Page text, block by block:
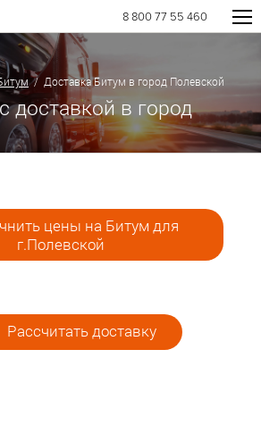
8 800 77 55 460
/ Доставка Битум в город Полевской
доставкой в город
цены на Битум для
г.Полевской
Рассчитать доставку